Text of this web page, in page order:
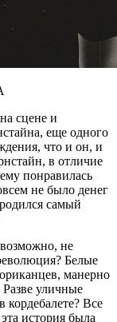
сцене и
еще одного
что и он, и
в отличие
понравилась
не было денег
самый
не
Белые
манерно
уличные
Все
история была